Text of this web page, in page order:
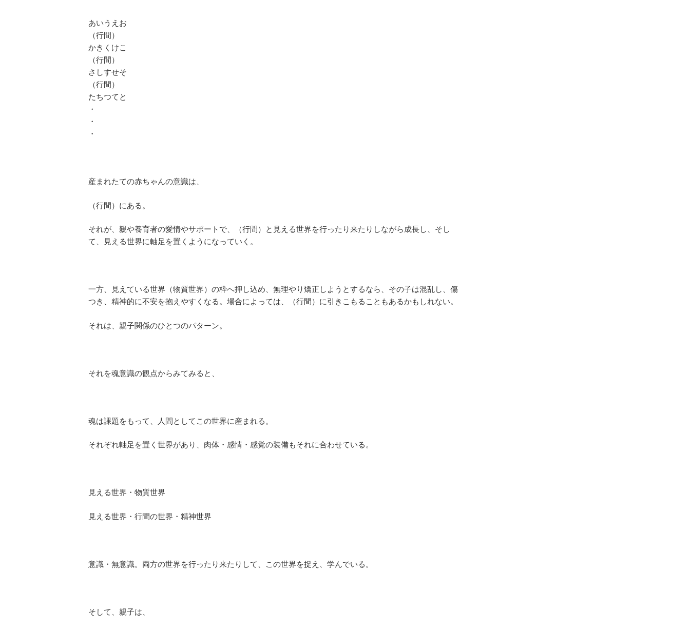
あいうえお
（行間）
かきくけこ
（行間）
さしすせそ
（行間）
たちつてと
・
・
・
産まれたての赤ちゃんの意識は、
（行間）にある。
それが、親や養育者の愛情やサポートで、（行間）と見える世界を行ったり来たりしながら成長し、そし
て、見える世界に軸足を置くようになっていく。
一方、見えている世界（物質世界）の枠へ押し込め、無理やり矯正しようとするなら、その子は混乱し、傷
つき、精神的に不安を抱えやすくなる。場合によっては、（行間）に引きこもることもあるかもしれない。
それは、親子関係のひとつのパターン。
それを魂意識の観点からみてみると、
魂は課題をもって、人間としてこの世界に産まれる。
それぞれ軸足を置く世界があり、肉体・感情・感覚の装備もそれに合わせている。
見える世界・物質世界
見える世界・行間の世界・精神世界
意識・無意識。両方の世界を行ったり来たりして、この世界を捉え、学んでいる。
そして、親子は、